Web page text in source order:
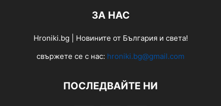
ЗА НАС
Hroniki.bg | Новините от България и света!
свържете се с нас: hroniki.bg@gmail.com
ПОСЛЕДВАЙТЕ НИ